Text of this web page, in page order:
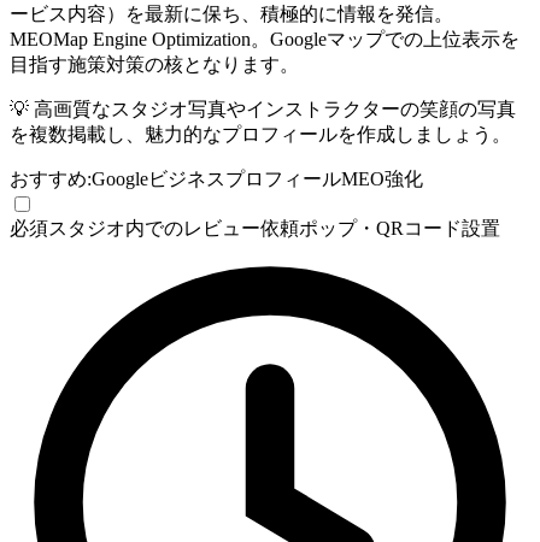
ービス内容）を最新に保ち、積極的に情報を発信。
MEOMap Engine Optimization。Googleマップでの上位表示を
目指す施策対策の核となります。
💡 高画質なスタジオ写真やインストラクターの笑顔の写真
を複数掲載し、魅力的なプロフィールを作成しましょう。
おすすめ:GoogleビジネスプロフィールMEO強化
必須スタジオ内でのレビュー依頼ポップ・QRコード設置